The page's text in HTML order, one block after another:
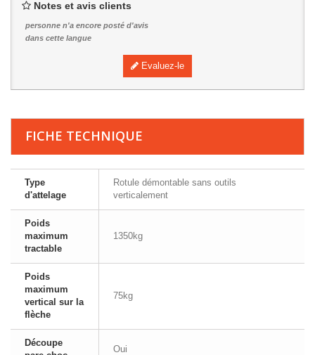
Notes et avis clients
personne n'a encore posté d'avis
dans cette langue
Evaluez-le
FICHE TECHNIQUE
Type
d'attelage
Rotule démontable sans outils
verticalement
Poids
maximum
tractable
1350kg
Poids
maximum
vertical sur la
flèche
75kg
Découpe
Oui